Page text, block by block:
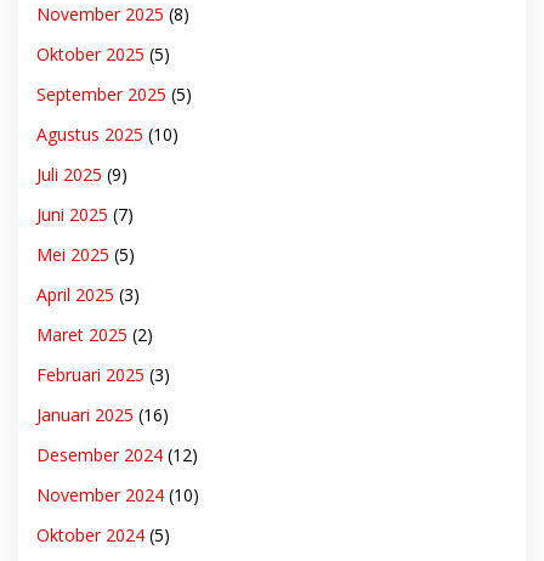
November 2025 (8)
Oktober 2025 (5)
September 2025 (5)
Agustus 2025 (10)
Juli 2025 (9)
Juni 2025 (7)
Mei 2025 (5)
April 2025 (3)
Maret 2025 (2)
Februari 2025 (3)
Januari 2025 (16)
Desember 2024 (12)
November 2024 (10)
Oktober 2024 (5)